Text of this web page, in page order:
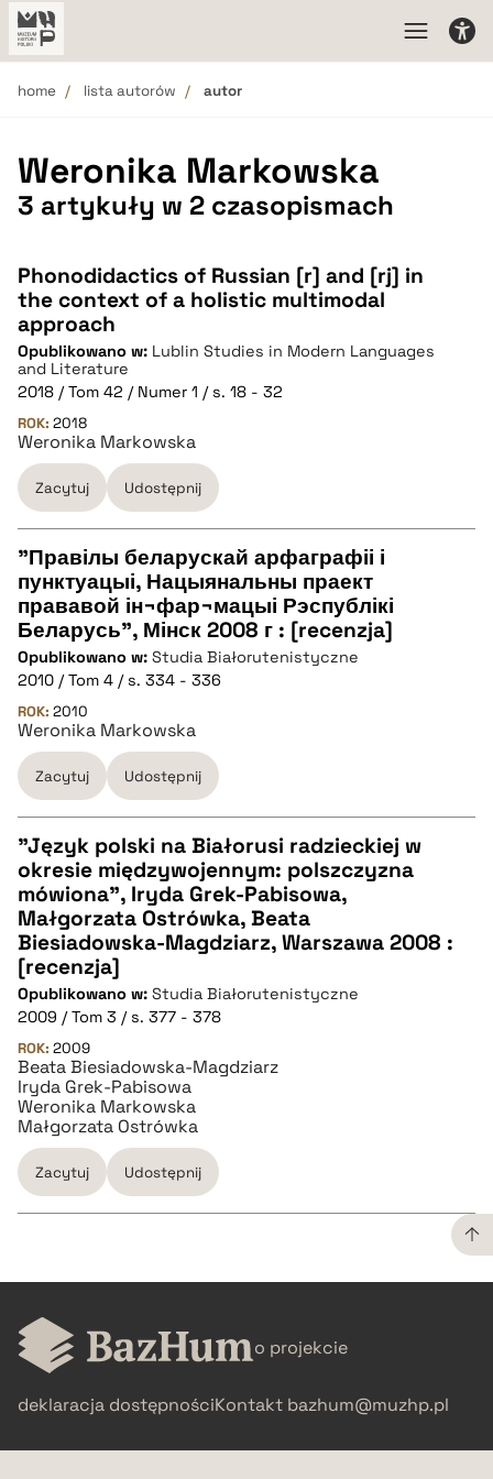
home lista autorów autor
Weronika Markowska
3 artykuły w 2 czasopismach
Phonodidactics of Russian [r] and [rj] in
the context of a holistic multimodal
approach
Opublikowano w: Lublin Studies in Modern Languages
and Literature
2018 / Tom 42 / Numer 1 / s. 18 - 32
ROK: 2018
Weronika Markowska
Zacytuj Udostępnij
CZYSTY TEKST
pobierz cytat
BIBTEX
pobierz cytat
"Правілы беларускай арфаграфіі і
пунктуацыі, Нацыянальны праект
прававой ін¬фар¬мацыі Рэспублікі
Беларусь", Мінск 2008 г : [recenzja]
Opublikowano w: Studia Białorutenistyczne
2010 / Tom 4 / s. 334 - 336
ROK: 2010
Weronika Markowska
Zacytuj Udostępnij
CZYSTY TEKST
pobierz cytat
BIBTEX
pobierz cytat
"Język polski na Białorusi radzieckiej w
okresie międzywojennym: polszczyzna
mówiona", Iryda Grek-Pabisowa,
Małgorzata Ostrówka, Beata
Biesiadowska-Magdziarz, Warszawa 2008 :
[recenzja]
Opublikowano w: Studia Białorutenistyczne
2009 / Tom 3 / s. 377 - 378
ROK: 2009
Beata Biesiadowska-Magdziarz
Iryda Grek-Pabisowa
Weronika Markowska
Małgorzata Ostrówka
Zacytuj Udostępnij
CZYSTY TEKST
pobierz cytat
BIBTEX
o projekcie
deklaracja dostępnościKontakt bazhum@muzhp.pl